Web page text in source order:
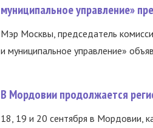
муниципальное управление»
Мэр Москвы, председатель
и муниципальное управление»
В Мордовии продолжается
18, 19 и 20 сентября в Мордовии,